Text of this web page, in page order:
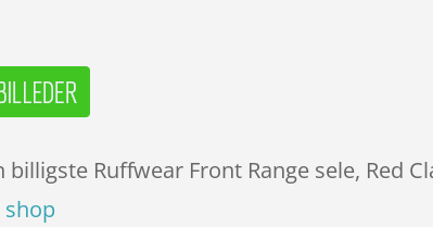
Ruffwear Front Range sele, Red
shop